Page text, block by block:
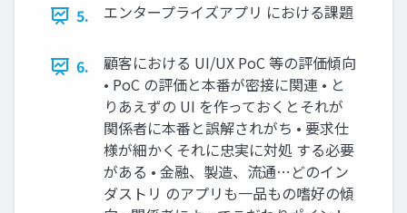
5. エンタープライズアプリ における課題
6.
顧客における UI/UX PoC 等の評価傾向
• PoC の評価と本番が密接に関連 • と
りあえずの UI を作っておくとそれが
関係者に本番と誤解されがち • 要求仕
様が細かくそれに忠実に対処 する必要
がある • ⾦融、製造、流通…どのイン
ダストリ のアプリも⼀品もの嗜好の傾